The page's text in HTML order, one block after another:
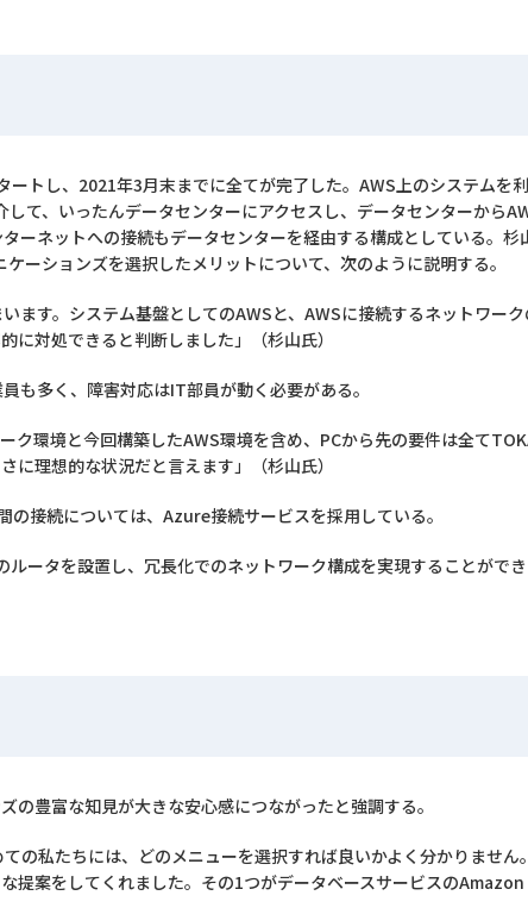
トし、2021年3月末までに全てが完了した。AWS上のシステムを
て、いったんデータセンターにアクセスし、データセンターから
ネットへの接続もデータセンターを経由する構成としている。杉
ーションズを選択したメリットについて、次のように説明する。
ます。システム基盤としてのAWSと、AWSに接続するネットワー
対処できると判断しました」（杉山氏）
も多く、障害対応はIT部員が動く必要がある。
ク環境と今回構築したAWS環境を含め、PCから先の要件は全て
理想的な状況だと言えます」（杉山氏）
接続については、Azure接続サービスを採用している。
ータを設置し、冗長化でのネットワーク構成を実現することができ
豊富な知見が大きな安心感につながったと強調する。
の私たちには、どのメニューを選択すれば良いかよく分かりません
提案をしてくれました。その1つがデータベースサービスのAmazon